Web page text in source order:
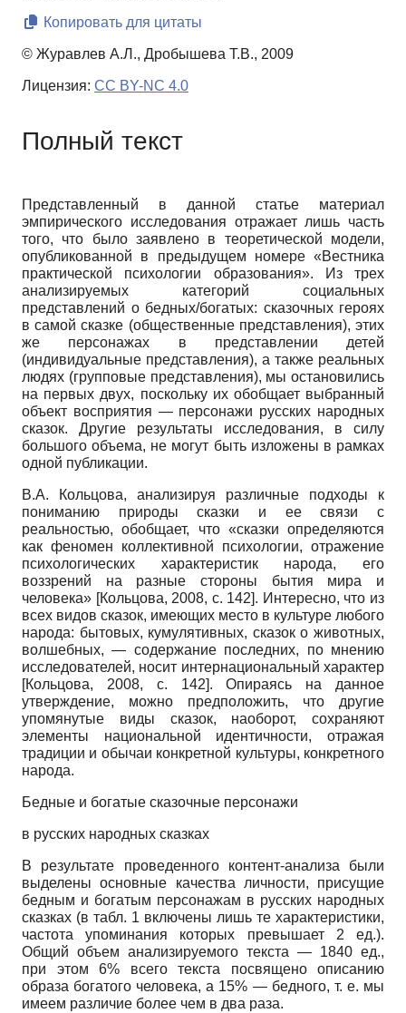
Копировать для цитаты
© Журавлев А.Л., Дробышева Т.В., 2009
Лицензия: CC BY-NC 4.0
Полный текст
Представленный в данной статье материал
эмпирического исследования отражает лишь часть
того, что было заявлено в теоретической модели,
опубликованной в предыдущем номере «Вестника
практической психологии образования». Из трех
анализируемых категорий социальных
представлений о бедных/богатых: сказочных героях
в самой сказке (общественные представления), этих
же персонажах в представлении детей
(индивидуальные представления), а также реальных
людях (групповые представления), мы остановились
на первых двух, поскольку их обобщает выбранный
объект восприятия — персонажи русских народных
сказок. Другие результаты исследования, в силу
большого объема, не могут быть изложены в рамках
одной публикации.
В.А. Кольцова, анализируя различные подходы к
пониманию природы сказки и ее связи с
реальностью, обобщает, что «сказки определяются
как феномен коллективной психологии, отражение
психологических характеристик народа, его
воззрений на разные стороны бытия мира и
человека» [Кольцова, 2008, с. 142]. Интересно, что из
всех видов сказок, имеющих место в культуре любого
народа: бытовых, кумулятивных, сказок о животных,
волшебных, — содержание последних, по мнению
исследователей, носит интернациональный характер
[Кольцова, 2008, с. 142]. Опираясь на данное
утверждение, можно предположить, что другие
упомянутые виды сказок, наоборот, сохраняют
элементы национальной идентичности, отражая
традиции и обычаи конкретной культуры, конкретного
народа.
Бедные и богатые сказочные персонажи
в русских народных сказках
В результате проведенного контент-анализа были
выделены основные качества личности, присущие
бедным и богатым персонажам в русских народных
сказках (в табл. 1 включены лишь те характеристики,
частота упоминания которых превышает 2 ед.).
Общий объем анализируемого текста — 1840 ед.,
при этом 6% всего текста посвящено описанию
образа богатого человека, а 15% — бедного, т. е. мы
имеем различие более чем в два раза.